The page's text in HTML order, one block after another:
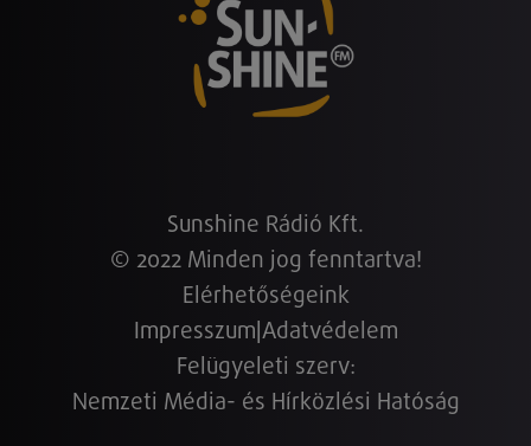
Sunshine Rádió Kft.
© 2022 Minden jog fenntartva!
Elérhetőségeink
Impresszum Adatvédelem
Felügyeleti szerv:
Nemzeti Média- és Hírközlési Hatóság